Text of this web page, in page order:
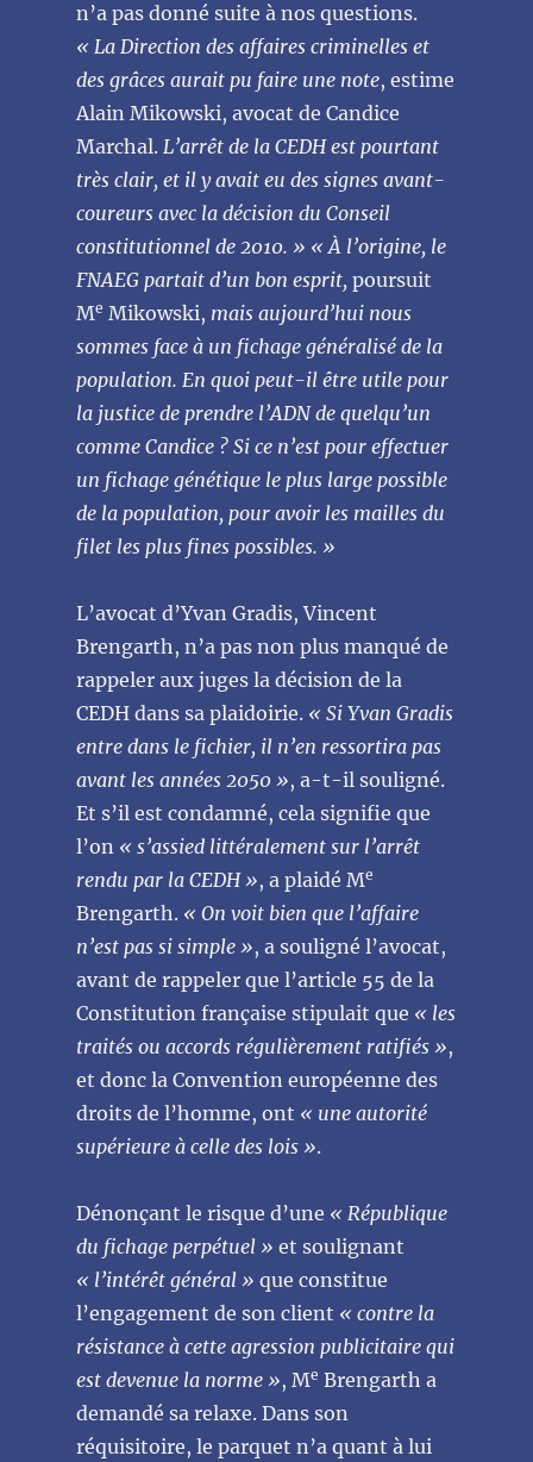
n’a pas donné suite à nos questions.
« La Direction des affaires criminelles et
des grâces aurait pu faire une note, estime
Alain Mikowski, avocat de Candice
Marchal.L’arrêt de la CEDH est pourtant
très clair, et il y avait eu des signes avant-
coureurs avec la décision du Conseil
constitutionnel de 2010. » « À l’origine, le
FNAEG partait d’un bon esprit, poursuit
Me Mikowski, mais aujourd’hui nous
sommes face à un fichage généralisé de la
population. En quoi peut-il être utile pour
la justice de prendre l’ADN de quelqu’un
comme Candice ? Si ce n’est pour effectuer
un fichage génétique le plus large possible
de la population, pour avoir les mailles du
filet les plus fines possibles. »
L’avocat d’Yvan Gradis, Vincent
Brengarth, n’a pas non plus manqué de
rappeler aux juges la décision de la
CEDH dans sa plaidoirie. « Si Yvan Gradis
entre dans le fichier, il n’en ressortira pas
avant les années 2050 », a-t-il souligné.
Et s’il est condamné, cela signifie que
l’on« s’assied littéralement sur l’arrêt
rendu par la CEDH », a plaidé Me
Brengarth.« On voit bien que l’affaire
n’est pas si simple », a souligné l’avocat,
avant de rappeler que l’article 55 de la
Constitution française stipulait que « les
traités ou accords régulièrement ratifiés »,
et donc la Convention européenne des
droits de l’homme, ont « une autorité
supérieure à celle des lois ».
Dénonçant le risque d’une « République
du fichage perpétuel » et soulignant
« l’intérêt général » que constitue
l’engagement de son client « contre la
résistance à cette agression publicitaire qui
est devenue la norme », Me Brengarth a
demandé sa relaxe. Dans son
réquisitoire, le parquet n’a quant à lui